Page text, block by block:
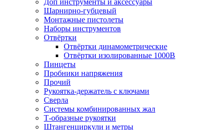
Шарнирно-губцевый
Монтажные пистолеты
Наборы инструментов
Отвёртки
Отвёртки динамометрические
Отвёртки изолированные 1000В
Пинцеты
Пробники напряжения
Прочий
Рукоятка-держатель с ключами
Сверла
Системы комбинированных жал
Т-образные рукоятки
Штангенциркули и метры